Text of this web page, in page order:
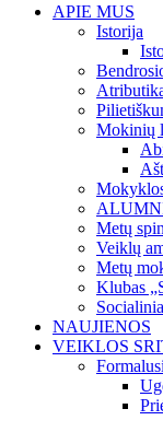
APIE MUS
Istorija
Mokinių
Metų
Veiklų
Metų
Klubas
NAUJIENOS
VEIKLOS